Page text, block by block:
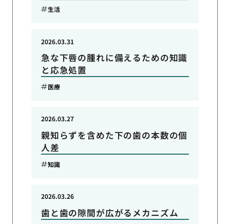
生活
急な下唇の腫れに備えるための知識
と応急処置
2026.03.31
医療
親知らずを含めた下の歯の本数の個
人差
2026.03.27
知識
歯と歯の隙間が広がるメカニズム
2026.03.26